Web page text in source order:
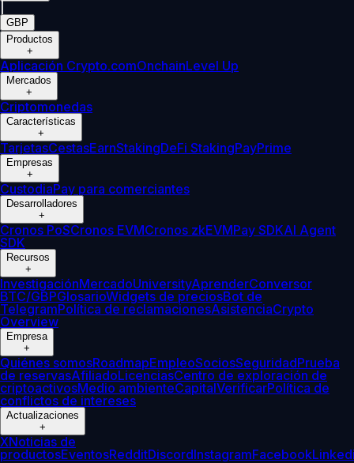
GBP
Productos
+
Aplicación Crypto.comOnchainLevel Up
Mercados
+
Criptomonedas
Características
+
TarjetasCestasEarnStakingDeFi StakingPayPrime
Empresas
+
CustodiaPay para comerciantes
Desarrolladores
+
Cronos PoSCronos EVMCronos zkEVMPay SDKAI Agent
SDK
Recursos
+
InvestigaciónMercadoUniversityAprenderConversor
BTC/GBPGlosarioWidgets de preciosBot de
TelegramPolítica de reclamacionesAsistenciaCrypto
Overview
Empresa
+
Quiénes somosRoadmapEmpleoSociosSeguridadPrueba
de reservasAfiliadoLicenciasCentro de exploración de
criptoactivosMedio ambienteCapitalVerificarPolítica de
conflictos de intereses
Actualizaciones
+
XNoticias de
productosEventosRedditDiscordInstagramFacebook